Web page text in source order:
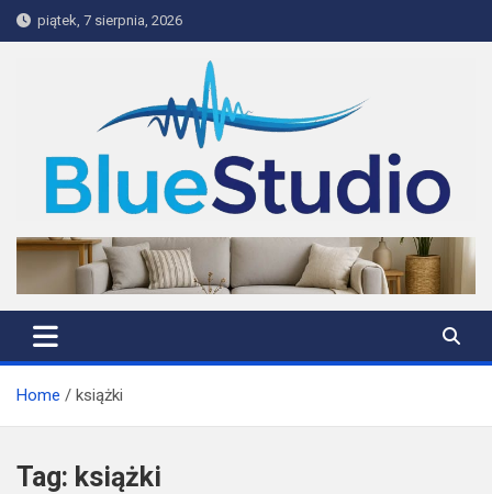
Skip
to
piątek, 7 sierpnia, 2026
BlueStudio
Home książki
Tag: książki